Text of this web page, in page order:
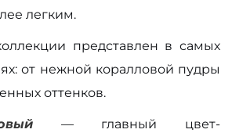
легким.
представлен в самых
от нежной коралловой пудры
оттенков.
— главный цвет-